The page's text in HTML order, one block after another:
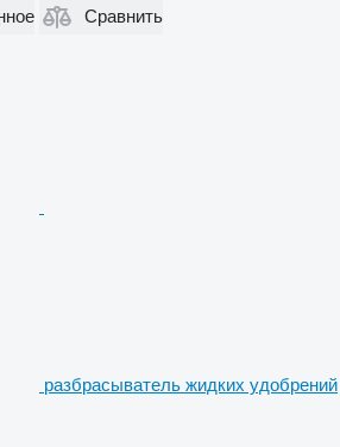
Сравнить
разбрасыватель жидких удобрений